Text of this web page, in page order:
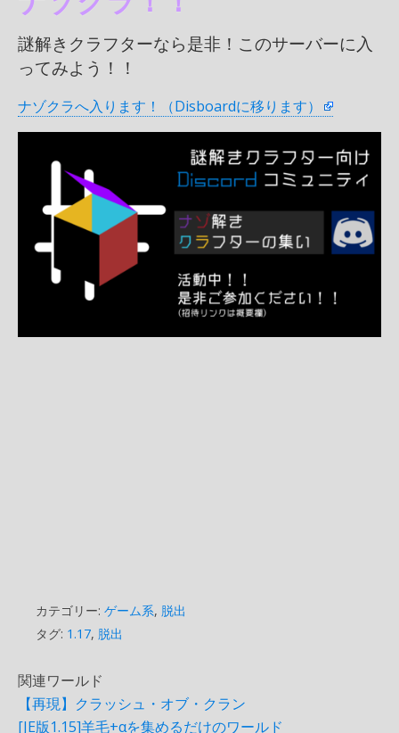
謎解きクラフターなら是非！このサーバーに入
ってみよう！！
ナゾクラへ入ります！（Disboardに移ります）
カテゴリー: ゲーム系, 脱出
タグ: 1.17, 脱出
関連ワールド
【再現】クラッシュ・オブ・クラン
[JE版1.15]羊毛+αを集めるだけのワールド